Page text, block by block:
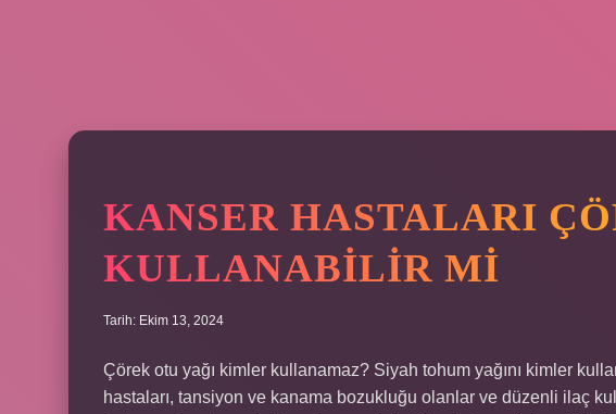
FIKIR
ATÖLYESI
KANSER HASTALARI
KULLANABILIR MI
Tarih: Ekim 13, 2024
Çörek otu yağı kimler kullanamaz? Siyah tohum yağını kimler
hastaları, tansiyon ve kanama bozukluğu olanlar ve düzenli ilaç